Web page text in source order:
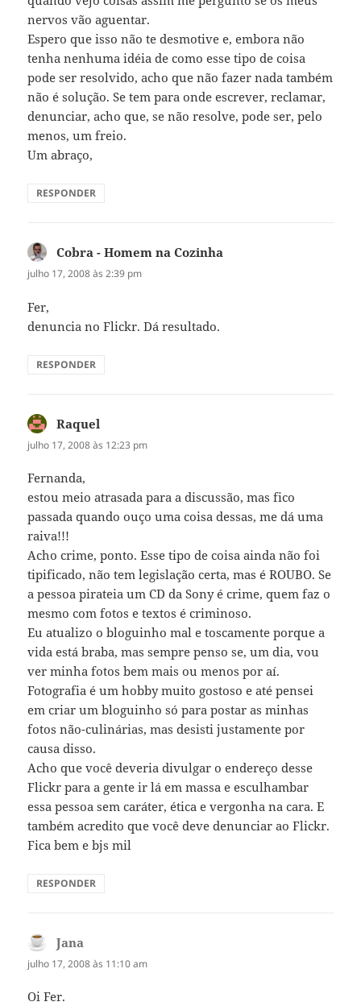
nervos vão aguentar.
Espero que isso não te desmotive e, embora não
tenha nenhuma idéia de como esse tipo de coisa
pode ser resolvido, acho que não fazer nada também
não é solução. Se tem para onde escrever, reclamar,
denunciar, acho que, se não resolve, pode ser, pelo
menos, um freio.
Um abraço,
RESPONDER
Cobra - Homem na Cozinha
julho 17, 2008 às 2:39 pm
Fer,
denuncia no Flickr. Dá resultado.
RESPONDER
Raquel
julho 17, 2008 às 12:23 pm
Fernanda,
estou meio atrasada para a discussão, mas fico
passada quando ouço uma coisa dessas, me dá uma
raiva!!!
Acho crime, ponto. Esse tipo de coisa ainda não foi
tipificado, não tem legislação certa, mas é ROUBO. Se
a pessoa pirateia um CD da Sony é crime, quem faz o
mesmo com fotos e textos é criminoso.
Eu atualizo o bloguinho mal e toscamente porque a
vida está braba, mas sempre penso se, um dia, vou
ver minha fotos bem mais ou menos por aí.
Fotografia é um hobby muito gostoso e até pensei
em criar um bloguinho só para postar as minhas
fotos não-culinárias, mas desisti justamente por
causa disso.
Acho que você deveria divulgar o endereço desse
Flickr para a gente ir lá em massa e esculhambar
essa pessoa sem caráter, ética e vergonha na cara. E
também acredito que você deve denunciar ao Flickr.
Fica bem e bjs mil
RESPONDER
Jana
julho 17, 2008 às 11:10 am
Oi Fer.